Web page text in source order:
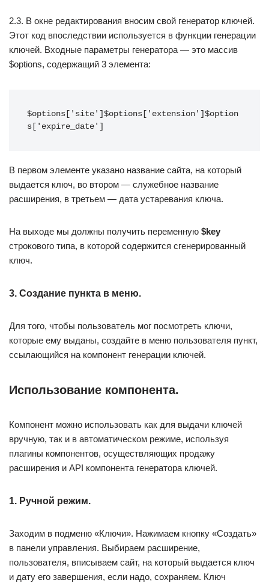
2.3. В окне редактирования вносим свой генератор ключей.
Этот код впоследствии используется в функции генерации
ключей. Входные параметры генератора — это массив
$options, содержащий 3 элемента:
$options['site']$options['extension']$option
s['expire_date']
В первом элементе указано название сайта, на который
выдается ключ, во втором — служебное название
расширения, в третьем — дата устаревания ключа.
На выходе мы должны получить переменную $key
строкового типа, в которой содержится сгенерированный
ключ.
3. Создание пункта в меню.
Для того, чтобы пользователь мог посмотреть ключи,
которые ему выданы, создайте в меню пользователя пункт,
ссылающийся на компонент генерации ключей.
Использование компонента.
Компонент можно использовать как для выдачи ключей
вручную, так и в автоматическом режиме, используя
плагины компонентов, осуществляющих продажу
расширения и API компонента генератора ключей.
1. Ручной режим.
Заходим в подменю «Ключи». Нажимаем кнопку «Создать»
в панели управления. Выбираем расширение,
пользователя, вписываем сайт, на который выдается ключ
и дату его завершения, если надо, сохраняем. Ключ